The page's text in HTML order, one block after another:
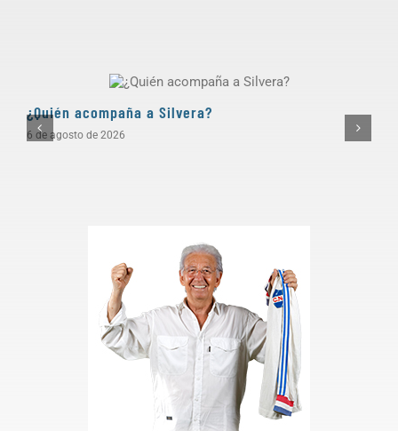
¿Quién acompaña a Silvera?
6 de agosto de 2026